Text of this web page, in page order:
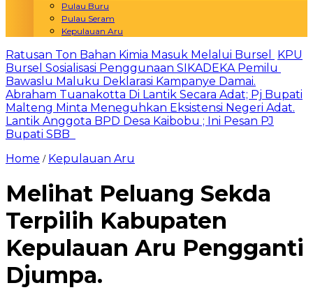
Pulau Buru
Pulau Seram
Kepulauan Aru
Ratusan Ton Bahan Kimia Masuk Melalui Bursel
KPU
Bursel Sosialisasi Penggunaan SIKADEKA Pemilu
Bawaslu Maluku Deklarasi Kampanye Damai.
Abraham Tuanakotta Di Lantik Secara Adat; Pj Bupati
Malteng Minta Meneguhkan Eksistensi Negeri Adat.
Lantik Anggota BPD Desa Kaibobu ; Ini Pesan PJ
Bupati SBB
Home / Kepulauan Aru
Melihat Peluang Sekda
Terpilih Kabupaten
Kepulauan Aru Pengganti
Djumpa.